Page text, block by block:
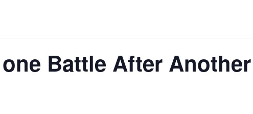
Battle After Another